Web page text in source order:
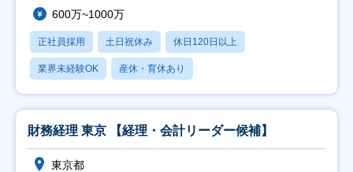
600万~1000万
正社員採用 土日祝休み 休日120日以上
業界未経験OK 産休・育休あり
財務経理 東京 【経理・会計リーダー候補】
東京都